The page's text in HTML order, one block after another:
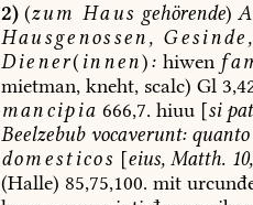
2)(zum Haus gehörende)
Hausgenossen,
Diener( innen): hiwen
mietman,kneht,scalc) Gl
mancipia 666,7. hiuu [si
Beelzebub vocaverunt:quanto
domesticos [eius, Matth.
(Halle) 85,75,100. mit